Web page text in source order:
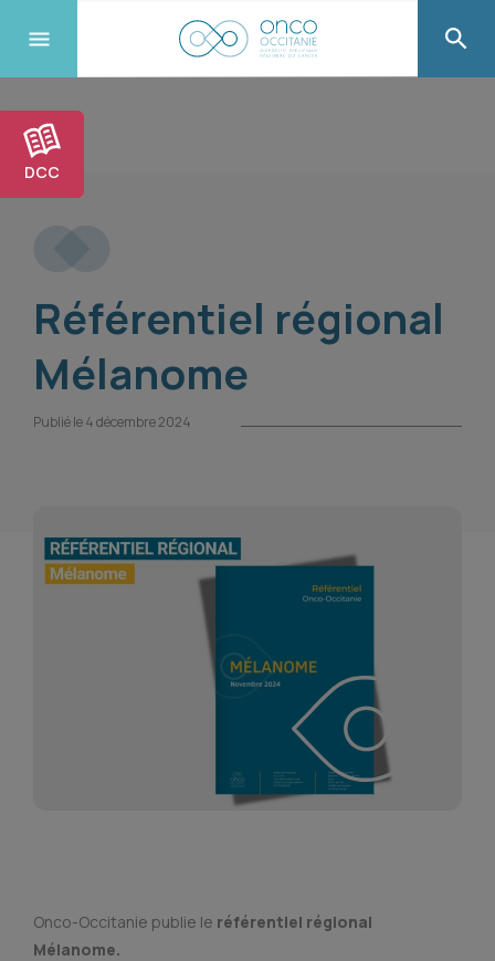
DCC
Référentiel régional
Mélanome
Publié le 4 décembre 2024
Onco-Occitanie publie le référentiel régional
Mélanome.